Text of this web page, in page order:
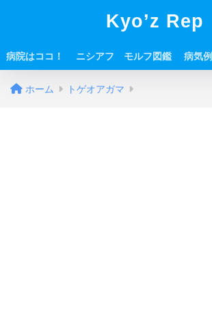
Kyo’z Rep
病院はココ！ ニシアフ モルフ図鑑 病気例
ホーム トゲオアガマ